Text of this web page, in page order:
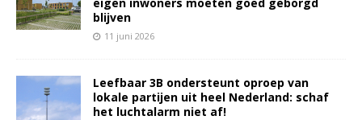
blijven
11 juni 2026
Leefbaar 3B ondersteunt oproep van
lokale partijen uit heel Nederland: schaf
het luchtalarm niet af!